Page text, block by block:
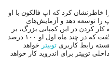
خاطرنشان کرد که اپ فالکون با او
را توسعه دهد و آزمایش‌های
کار کردن در این کمپانی بزرگ، بر
روی کارش تاثیر بگذارد. او همچنین گفت که در چند ماه اول او ۱۰۰ درصد
رابط کاربری توییتر خواهد
توییتر برای اندروید کار خواهد